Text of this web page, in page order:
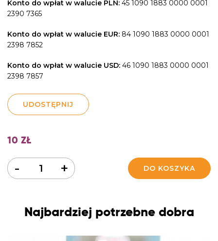
Konto do wpłat w walucie PLN: 45 1090 1883 0000 0001
2390 7365
Konto do wpłat w walucie EUR: 84 1090 1883 0000 0001
2398 7852
Konto do wpłat w walucie USD: 46 1090 1883 0000 0001
2398 7857
UDOSTĘPNIJ
10 ZŁ
Ilość +
- DO KOSZYKA
Najbardziej potrzebne dobra